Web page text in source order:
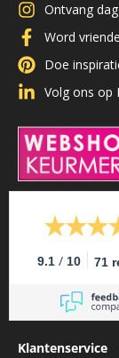
Ontvang
Word
Doe
Volg ons op
9.1 / 10 71
Klantenservice